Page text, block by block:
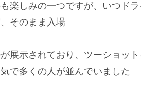
楽しみの一つですが、いつド
そのまま入場
展示されており、ツーショッ
で多くの人が並んでいました